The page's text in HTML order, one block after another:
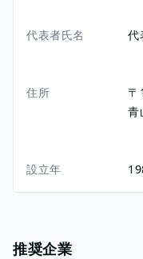
代表者氏名 代
住所
青
設立年
推奨企業